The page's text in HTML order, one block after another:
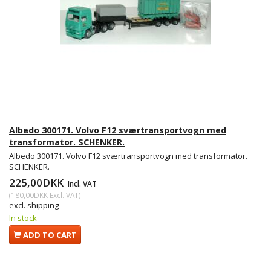
Albedo 300171. Volvo F12 sværtransportvogn med
transformator. SCHENKER.
Albedo 300171. Volvo F12 sværtransportvogn med transformator.
SCHENKER.
225,00DKK Incl. VAT
(180,00DKK Excl. VAT)
excl. shipping
In stock
ADD TO CART